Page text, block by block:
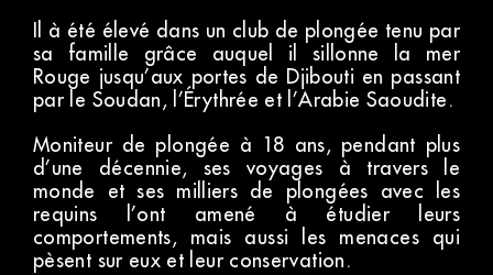
Il à été élevé dans un club de plongée tenu par
sa famille grâce auquel il sillonne la mer
Rouge jusqu’aux portes de Djibouti en passant
par le Soudan, l’Érythrée et l’Arabie Saoudite.
Moniteur de plongée à 18 ans, pendant plus
d’une décennie, ses voyages à travers le
monde et ses milliers de plongées avec les
requins l’ont amené à étudier leurs
comportements, mais aussi les menaces qui
pèsent sur eux et leur conservation.